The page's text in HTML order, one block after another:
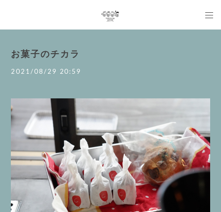
お菓子のチカラ
2021/08/29 20:59